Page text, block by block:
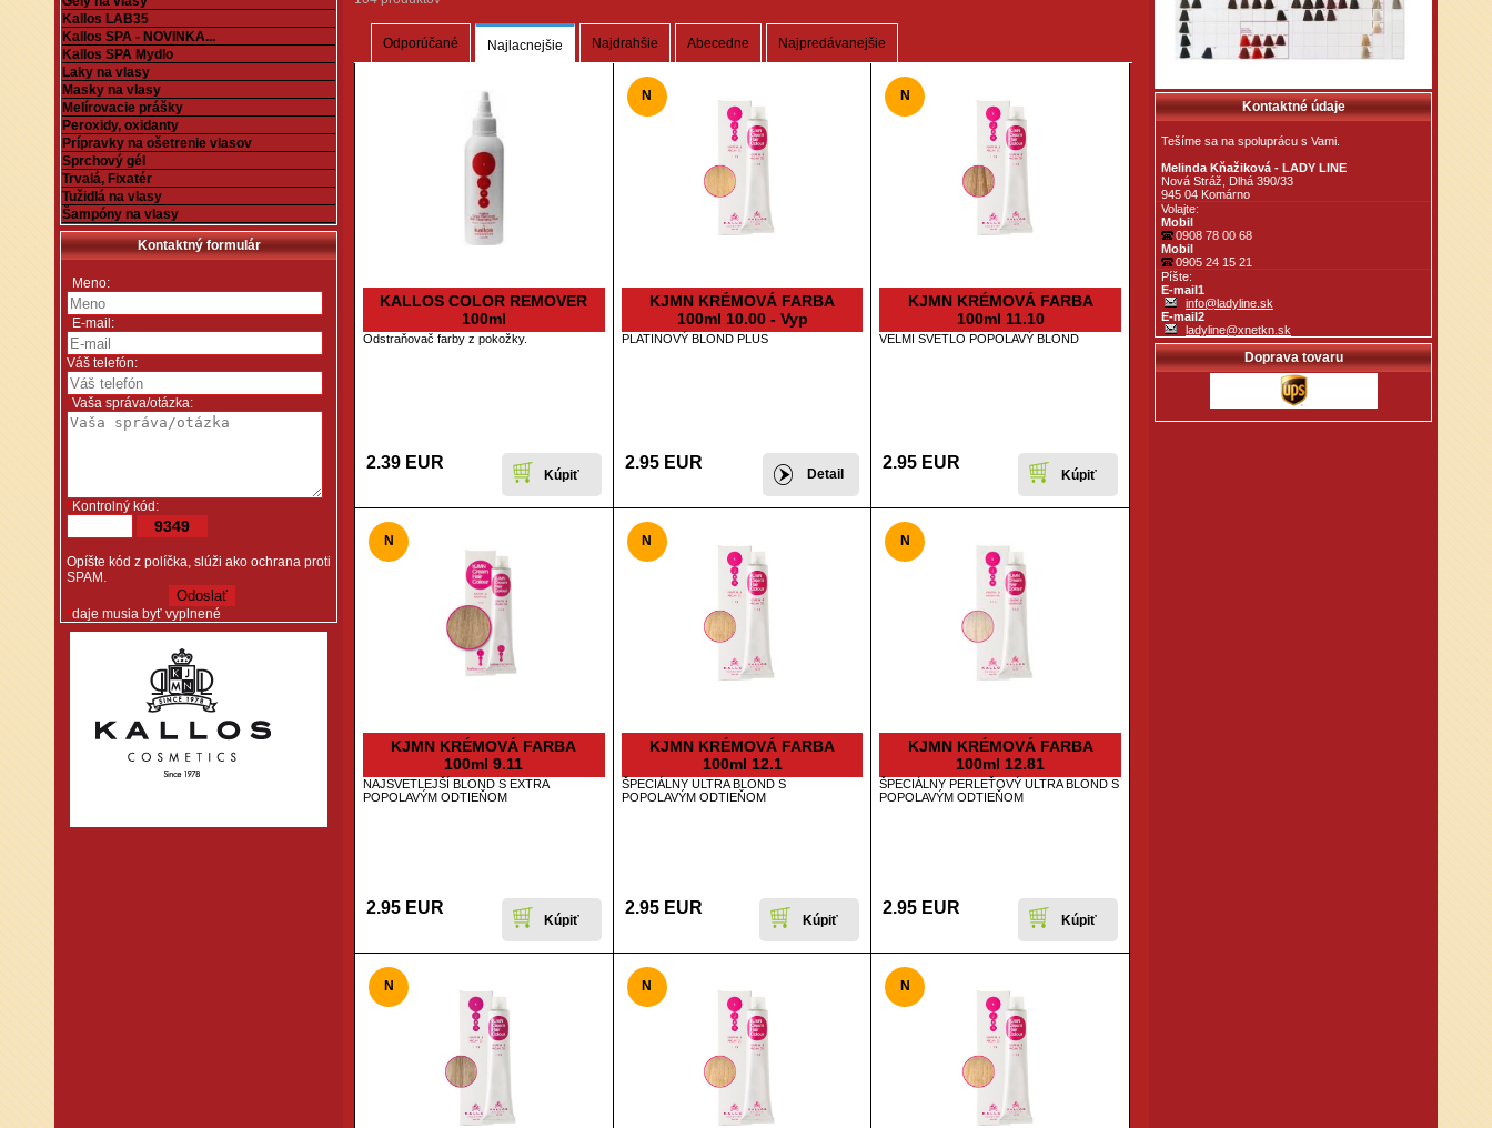
Kallos LAB35
Kallos SPA - NOVINKA...
Kallos SPA Mydlo
Laky na vlasy
Masky na vlasy
Melírovacie prášky
Peroxidy, oxidanty
Prípravky na ošetrenie vlasov
Sprchový gél
Trvalá, Fixatér
Tužidlá na vlasy
Šampóny na vlasy
Kontaktný formulár
*Meno:
*E-mail:
Váš telefón:
*Vaša správa/otázka:
*Kontrolný kód:
9349
Opíšte kód z políčka, slúži ako ochrana proti
SPAM.
*daje musia byť vyplnené
Odporúčané Najlacnejšie Najdrahšie Abecedne Najpredávanejšie
KALLOS COLOR REMOVER
100ml
Odstraňovač farby z pokožky.
2.39 EUR
N
KJMN KRÉMOVÁ FARBA
100ml 10.00 - Vyp
PLATINOVÝ BLOND PLUS
2.95 EUR
Detail
N
KJMN KRÉMOVÁ FARBA
100ml 11.10
VELMI SVETLO POPOLAVÝ BLOND
2.95 EUR
N
KJMN KRÉMOVÁ FARBA
100ml 9.11
NAJSVETLEJŠÍ BLOND S EXTRA
POPOLAVÝM ODTIEŇOM
2.95 EUR
N
KJMN KRÉMOVÁ FARBA
100ml 12.1
ŠPECIÁLNY ULTRA BLOND S
POPOLAVÝM ODTIEŇOM
2.95 EUR
N
KJMN KRÉMOVÁ FARBA
100ml 12.81
ŠPECIÁLNY PERLEŤOVÝ ULTRA BLOND S
POPOLAVÝM ODTIEŇOM
2.95 EUR
N N N
Kontaktné údaje
Tešíme sa na spoluprácu s Vami.
Melinda Kňažiková - LADY LINE
Nová Stráž, Dlhá 390/33
945 04 Komárno
Volajte:
Mobil
0908 78 00 68
Mobil
0905 24 15 21
Píšte:
E-mail1
info@ladyline.sk
E-mail2
ladyline@xnetkn.sk
Doprava tovaru